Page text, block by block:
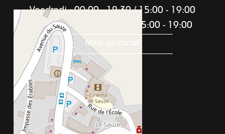
Vendredi : 09:00 - 12:30 / 15:00 - 19:00
Samedi : 09:00 - 12:30 / 15:00 - 19:00
Nous contacter